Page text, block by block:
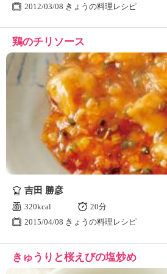
2012/03/08 きょうの料理レシピ
鶏のチリソース
吉田 勝彦
320kcal
20分
2015/04/08 きょうの料理レシピ
きゅうりと桜えびの塩炒め